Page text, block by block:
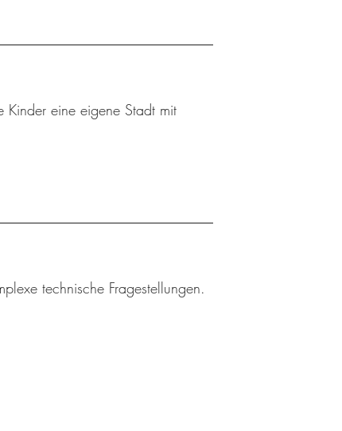
Kinder eine eigene Stadt mit
technische Fragestellungen.